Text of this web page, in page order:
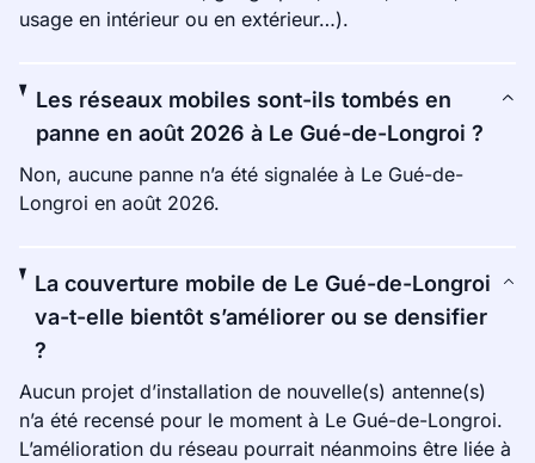
usage en intérieur ou en extérieur…).
Les réseaux mobiles sont-ils tombés en
panne en août 2026 à Le Gué-de-Longroi ?
Non, aucune panne n’a été signalée à Le Gué-de-
Longroi en août 2026.
La couverture mobile de Le Gué-de-Longroi
va-t-elle bientôt s’améliorer ou se densifier
?
Aucun projet d’installation de nouvelle(s) antenne(s)
n’a été recensé pour le moment à Le Gué-de-Longroi.
L’amélioration du réseau pourrait néanmoins être liée à